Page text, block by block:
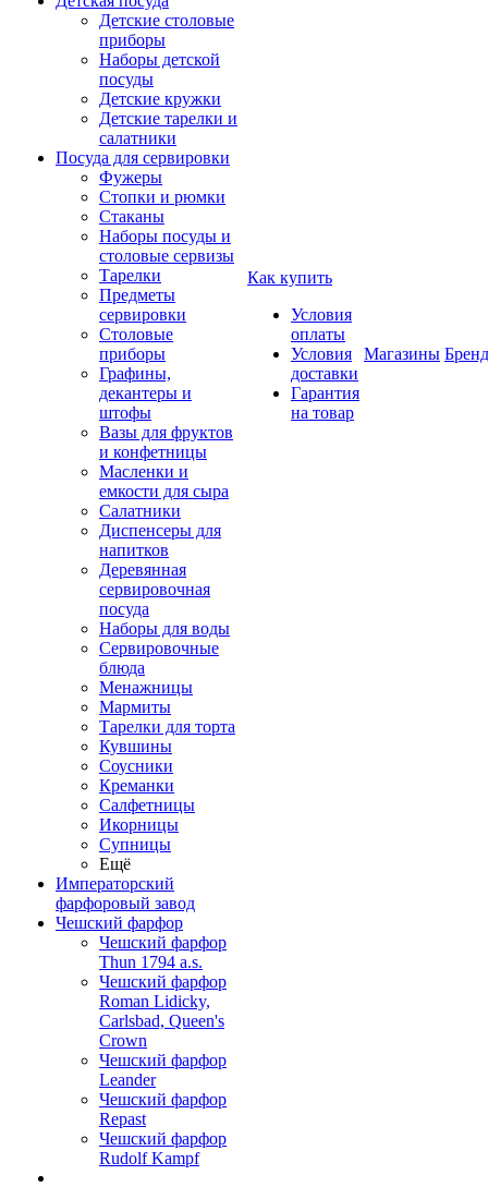
Детские столовые
приборы
Наборы детской
посуды
Детские кружки
Детские тарелки и
салатники
Посуда для сервировки
Фужеры
Стопки и рюмки
Стаканы
Наборы посуды и
столовые сервизы
Тарелки
Предметы
сервировки
Столовые
приборы
Графины,
декантеры и
штофы
Вазы для фруктов
и конфетницы
Масленки и
емкости для сыра
Салатники
Диспенсеры для
напитков
Деревянная
сервировочная
посуда
Наборы для воды
Сервировочные
блюда
Менажницы
Мармиты
Тарелки для торта
Кувшины
Соусники
Креманки
Салфетницы
Икорницы
Супницы
Ещё
Императорский
фарфоровый завод
Чешский фарфор
Чешский фарфор
Thun 1794 a.s.
Чешский фарфор
Roman Lidicky,
Carlsbad, Queen's
Crown
Чешский фарфор
Leander
Чешский фарфор
Repast
Чешский фарфор
Rudolf Kampf
Как купить
Условия
оплаты
Условия
доставки
Гарантия
на товар
Магазины